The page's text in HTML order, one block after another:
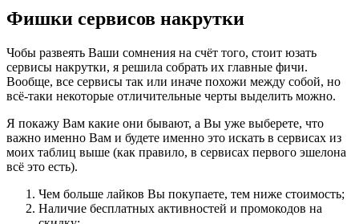
Фишки сервисов накрутки
Чобы развеять Ваши сомнения на счёт того, стоит юзать
сервисы накрутки, я решила собрать их главные фичи.
Вообще, все сервисы так или иначе похожи между собой, но
всё-таки некоторые отличительные черты выделить можно.
Я покажу Вам какие они бывают, а Вы уже выберете, что
важно именно Вам и будете именно это искать в сервисах из
моих таблиц выше (как правило, в сервисах первого эшелона
всё это есть).
Чем больше лайков Вы покупаете, тем ниже стоимость;
Наличие бесплатных активностей и промокодов на